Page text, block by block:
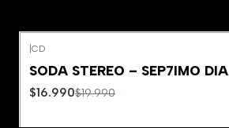
Agotado
CD
SODA STEREO – SEP7IMO DIA
$16.990$19.990